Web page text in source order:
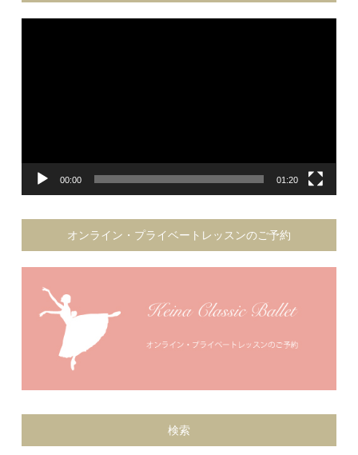
動
00:00 01:20
オンライン・プライベートレッスンのご予約
検索